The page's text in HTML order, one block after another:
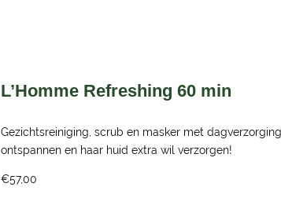
L’Homme Refreshing 60 min
Gezichtsreiniging, scrub en masker met
ontspannen en haar huid extra wil verzorgen!
€57,00